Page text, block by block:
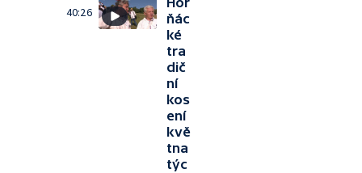
40:26
ňác
ké
tra
dič
ní
kos
ení
kvě
tna
týc